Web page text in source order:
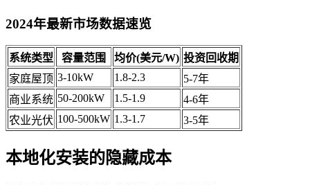
2024年最新市场数据速览
系统类型 容量范围 均价(美元/W) 投资回收期
家庭屋顶 3-10kW 1.8-2.3
5-7年
商业系统 50-200kW 1.5-1.9
4-6年
农业光伏 100-500kW 1.3-1.7 3-5年
本地化安装的隐藏成本